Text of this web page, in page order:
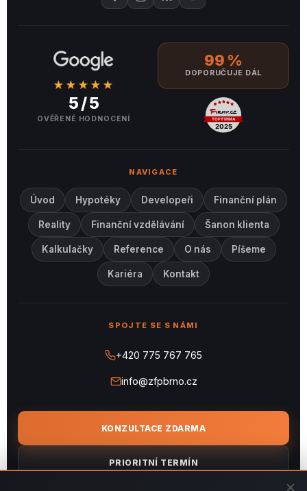
★★★★★
5 / 5
OVĚŘENÉ HODNOCENÍ
99 %
DOPORUČUJE DÁL
NAVIGACE
Úvod Hypotéky Developeři Finanční plán
Reality Finanční vzdělávání Šanon klienta
Kalkulačky Reference O nás Píšeme
Kariéra Kontakt
SPOJTE SE S NÁMI
+420 775 767 765
info@zfpbrno.cz
KONZULTACE ZDARMA
PRIORITNÍ TERMÍN